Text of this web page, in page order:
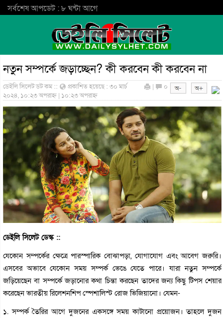
সর্বশেষ আপডেট : ৮ ঘন্টা আগে
নতুন সম্পর্কে জড়াচ্ছেন? কী করবেন কী করবেন না
ডেইলি সিলেট ডট কম ::
প্রকাশিত হয়েছে : ৩০ মার্চ
২০২৪, ১০:২৩ অপরাহ্ন | ১০:২৩ অপরাহ্ন
| ০
ডেইলি সিলেট ডেস্ক ::
যেকোন সম্পর্কের ক্ষেত্রে পারস্পারিক বোঝাপড়া, যোগাযোগ এবং আবেগ জরুরি।
এসবের অভাবে যেকোন সময় সম্পর্ক ভেঙে যেতে পারে। যারা নতুন সম্পর্কে
জড়িয়েছেন বা সম্পর্কে জড়ানোর কথা চিন্তা করছেন তাদের জন্য কিছু টিপস শেয়ার
করেছেন ভারতীয় রিলেশনশিপ স্পেশালিস্ট রোজ ভিজিয়ানো। যেমন-
১. সম্পর্ক তৈরির আগে দুজনের একসঙ্গে সময় কাটানো প্রয়োজন। তাহলে দুজন